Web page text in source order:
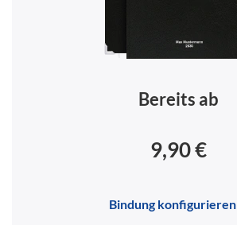
Bereits ab
9,90 €
Bindung konfigurieren